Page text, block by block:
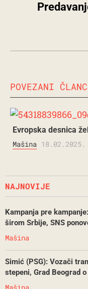
POVEZANI
Evropska desnica
Mašina 18.02.2025.
NAJNOVIJE
Kampanja pre
širom Srbije, SNS
Mašina
Simić (PSG): Vozači
stepeni, Grad Beograd